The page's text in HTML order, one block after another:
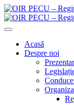
Acasă
Despre noi